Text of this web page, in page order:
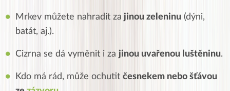
Mrkev můžete nahradit za jinou zeleninu (dýni,
batát, aj.).
Cizrna se dá vyměnit i za jinou uvařenou luštěninu.
Kdo má rád, může ochutit česnekem nebo šťávou